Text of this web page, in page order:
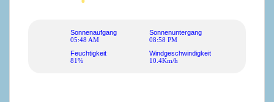
Sonnenaufgang
05:48 AM
Sonnenuntergang
08:58 PM
Feuchtigkeit
81%
Windgeschwindigkeit
10.4Km/h